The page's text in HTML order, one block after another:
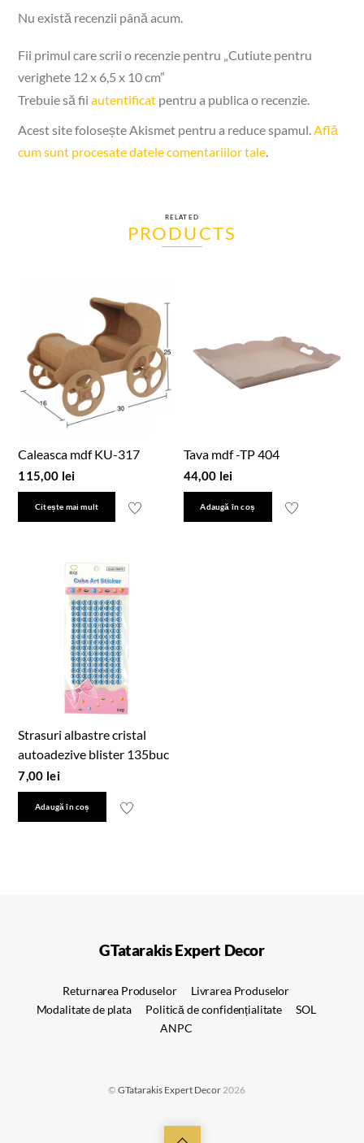
Nu există recenzii până acum.
Fii primul care scrii o recenzie pentru „Cutiute pentru
verighete 12 x 6,5 x 10 cm”
Trebuie să fiiautentificat pentru a publica o recenzie.
Acest site folosește Akismet pentru a reduce spamul.Află
cum sunt procesate datele comentariilor tale.
RELATED
PRODUCTS
Caleasca mdf KU-317
115,00 lei
Citește mai mult
Tava mdf -TP 404
44,00 lei
Adaugă în coș
Strasuri albastre cristal
autoadezive blister 135buc
7,00 lei
Adaugă în coș
GTatarakis Expert Decor
Returnarea Produselor
Livrarea Produselor
Modalitate de plata
Politică de confidențialitate
SOL
ANPC
©GTatarakis Expert Decor2026